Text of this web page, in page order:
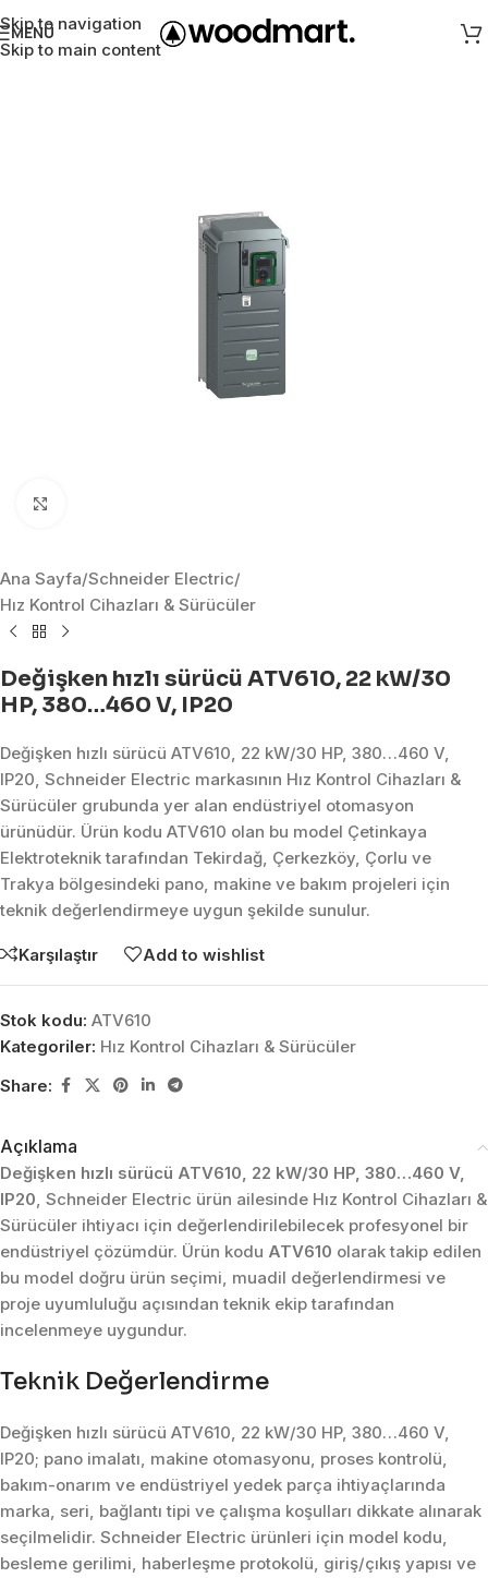
Skip to navigation
Skip to main content
MENÜ
Ana Sayfa/Schneider Electric/
Hız Kontrol Cihazları & Sürücüler
Değişken hızlı sürücü ATV610, 22 kW/30
HP, 380…460 V, IP20
Değişken hızlı sürücü ATV610, 22 kW/30 HP, 380…460 V,
IP20, Schneider Electric markasının Hız Kontrol Cihazları &
Sürücüler grubunda yer alan endüstriyel otomasyon
ürünüdür. Ürün kodu ATV610 olan bu model Çetinkaya
Elektroteknik tarafından Tekirdağ, Çerkezköy, Çorlu ve
Trakya bölgesindeki pano, makine ve bakım projeleri için
teknik değerlendirmeye uygun şekilde sunulur.
Karşılaştır Add to wishlist
Stok kodu: ATV610
Kategoriler: Hız Kontrol Cihazları & Sürücüler
Share:
Açıklama
Değişken hızlı sürücü ATV610, 22 kW/30 HP, 380…460 V,
IP20, Schneider Electric ürün ailesinde Hız Kontrol Cihazları &
Sürücüler ihtiyacı için değerlendirilebilecek profesyonel bir
endüstriyel çözümdür. Ürün kodu ATV610 olarak takip edilen
bu model doğru ürün seçimi, muadil değerlendirmesi ve
proje uyumluluğu açısından teknik ekip tarafından
incelenmeye uygundur.
Teknik Değerlendirme
Değişken hızlı sürücü ATV610, 22 kW/30 HP, 380…460 V,
IP20; pano imalatı, makine otomasyonu, proses kontrolü,
bakım-onarım ve endüstriyel yedek parça ihtiyaçlarında
marka, seri, bağlantı tipi ve çalışma koşulları dikkate alınarak
seçilmelidir. Schneider Electric ürünleri için model kodu,
besleme gerilimi, haberleşme protokolü, giriş/çıkış yapısı ve